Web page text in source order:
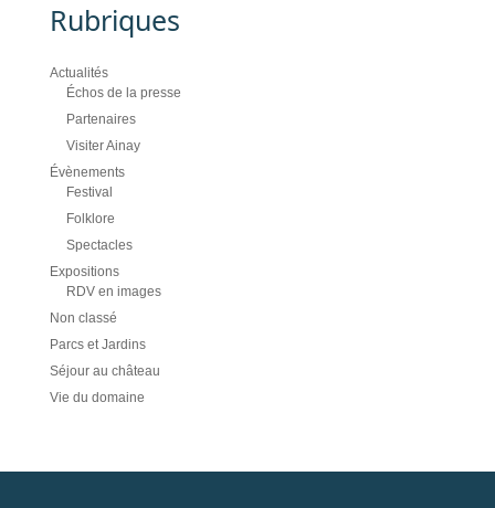
Rubriques
Actualités
Échos de la presse
Partenaires
Visiter Ainay
Évènements
Festival
Folklore
Spectacles
Expositions
RDV en images
Non classé
Parcs et Jardins
Séjour au château
Vie du domaine